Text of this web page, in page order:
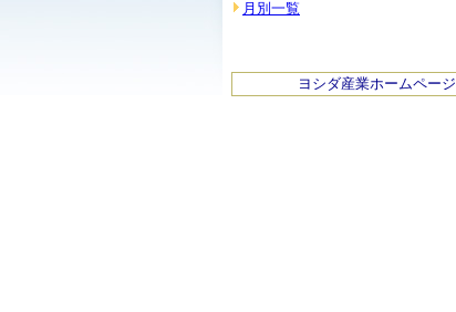
月別一覧
ヨシダ産業ホームページ